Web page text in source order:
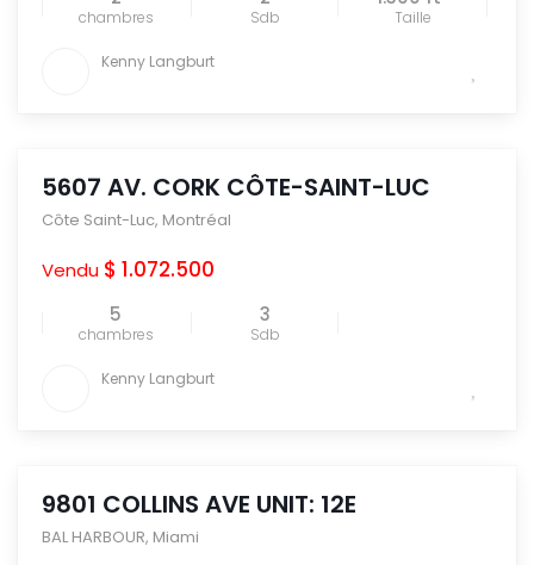
chambres Sdb Taille
Kenny Langburt
5607 AV. CORK CÔTE-SAINT-LUC
Côte Saint-Luc, Montréal
Vendu $ 1.072.500
5
chambres
3
Sdb
Kenny Langburt
9801 COLLINS AVE UNIT: 12E
BAL HARBOUR, Miami